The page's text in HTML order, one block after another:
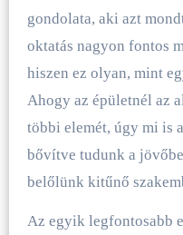
gondolata, aki azt
oktatás nagyon fontos
hiszen ez olyan, mint
Ahogy az épületnél az
többi elemét, úgy mi is
bővítve tudunk a
belőlünk kitűnő
Az egyik legfontosabb